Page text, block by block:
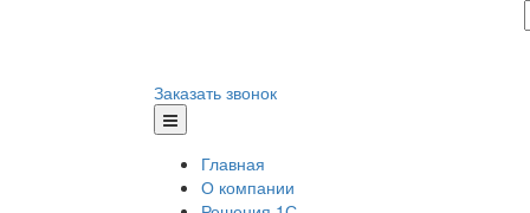
Заказать звонок
Главная
О компании